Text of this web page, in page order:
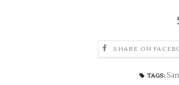
SHARE ON
TAGS: